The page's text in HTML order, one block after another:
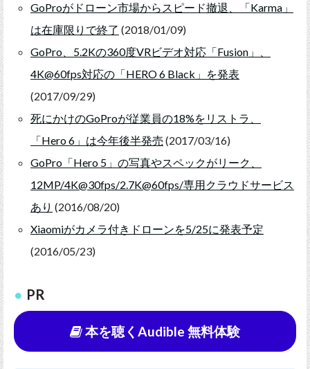
GoProがドローン市場からスピード撤退、「Karma」
は在庫限りで終了 (2018/01/09)
GoPro、5.2Kの360度VRビデオ対応「Fusion」、
4K@60fps対応の「HERO 6 Black」を発表
(2017/09/29)
死にかけのGoProが従業員の18%をリストラ、
「Hero 6」は今年後半発売 (2017/03/16)
GoPro「Hero 5」の写真やスペックがリーク、
12MP/4K@30fps/2.7K@60fps/専用クラウドサービス
あり (2016/08/20)
Xiaomiがカメラ付きドローンを5/25に発表予定
(2016/05/23)
PR
本を聴くAudible 無料体験